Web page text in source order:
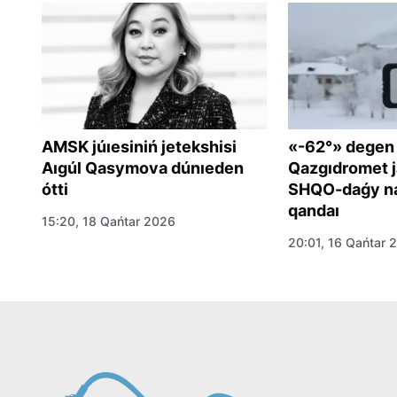
AMSK júıesiniń jetekshisi
Aıgúl Qasymova dúnıeden
ótti
15:20, 18 Qańtar 2026
«-62°» degen
Qazgıdromet
SHQO-daǵy
qandaı
20:01, 16 Qańtar